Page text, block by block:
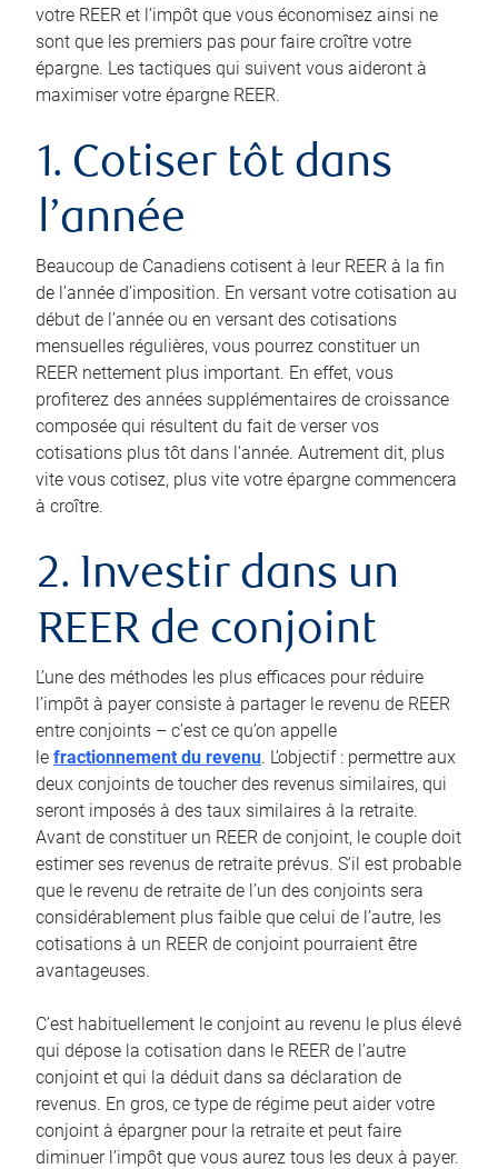
votre REER et l’impôt que vous économisez ainsi ne
sont que les premiers pas pour faire croître votre
épargne. Les tactiques qui suivent vous aideront à
maximiser votre épargne REER.
1. Cotiser tôt dans
l’année
Beaucoup de Canadiens cotisent à leur REER à la fin
de l’année d’imposition. En versant votre cotisation au
début de l’année ou en versant des cotisations
mensuelles régulières, vous pourrez constituer un
REER nettement plus important. En effet, vous
profiterez des années supplémentaires de croissance
composée qui résultent du fait de verser vos
cotisations plus tôt dans l’année. Autrement dit, plus
vite vous cotisez, plus vite votre épargne commencera
à croître.
2. Investir dans un
REER de conjoint
L’une des méthodes les plus efficaces pour réduire
l’impôt à payer consiste à partager le revenu de REER
entre conjoints – c’est ce qu’on appelle
le fractionnement du revenu. L’objectif : permettre aux
deux conjoints de toucher des revenus similaires, qui
seront imposés à des taux similaires à la retraite.
Avant de constituer un REER de conjoint, le couple doit
estimer ses revenus de retraite prévus. S’il est probable
que le revenu de retraite de l’un des conjoints sera
considérablement plus faible que celui de l’autre, les
cotisations à un REER de conjoint pourraient être
avantageuses.
C’est habituellement le conjoint au revenu le plus élevé
qui dépose la cotisation dans le REER de l’autre
conjoint et qui la déduit dans sa déclaration de
revenus. En gros, ce type de régime peut aider votre
conjoint à épargner pour la retraite et peut faire
diminuer l’impôt que vous aurez tous les deux à payer.